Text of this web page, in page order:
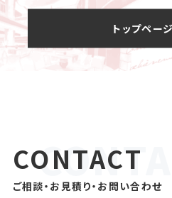
トップペー
CONTACT
ご相談・お見積り・お問い合わせ